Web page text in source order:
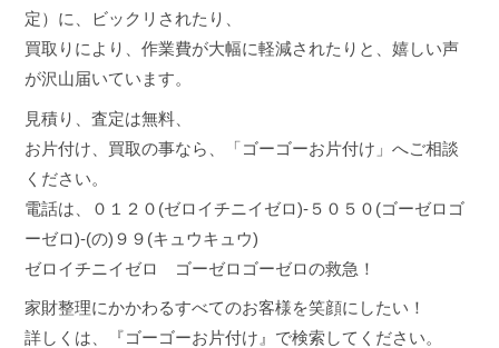
定）に、ビックリされたり、
買取りにより、作業費が大幅に軽減されたりと、嬉しい声
が沢山届いています。
見積り、査定は無料、
お片付け、買取の事なら、「ゴーゴーお片付け」へご相談
ください。
電話は、０１２０(ゼロイチニイゼロ)‐５０５０(ゴーゼロゴ
ーゼロ)‐(の)９９(キュウキュウ)
ゼロイチニイゼロ ゴーゼロゴーゼロの救急！
家財整理にかかわるすべてのお客様を笑顔にしたい！
詳しくは、『ゴーゴーお片付け』で検索してください。